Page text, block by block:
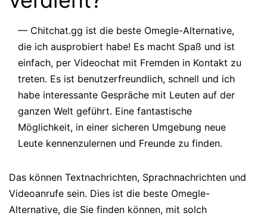
— Chitchat.gg ist die beste Omegle-Alternative,
die ich ausprobiert habe! Es macht Spaß und ist
einfach, per Videochat mit Fremden in Kontakt zu
treten. Es ist benutzerfreundlich, schnell und ich
habe interessante Gespräche mit Leuten auf der
ganzen Welt geführt. Eine fantastische
Möglichkeit, in einer sicheren Umgebung neue
Leute kennenzulernen und Freunde zu finden.
Das können Textnachrichten, Sprachnachrichten und
Videoanrufe sein. Dies ist die beste Omegle-
Alternative, die Sie finden können, mit solch